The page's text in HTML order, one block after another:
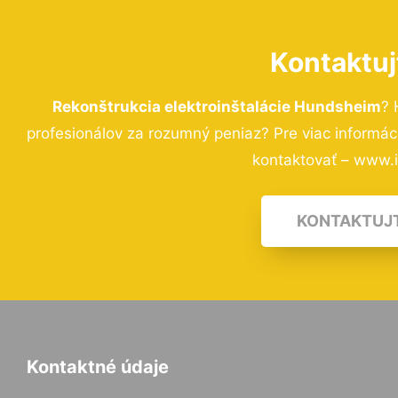
Rekonštrukcia elektroinštalácie Hundsheim?
profesionálov za rozumný peniaz? Pre viac
kontaktovať –
Kontaktné údaje